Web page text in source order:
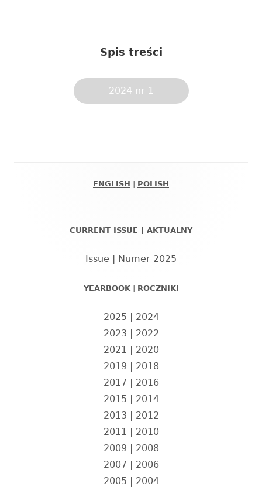
Spis treści
2024 nr 1
ENGLISH POLISH
CURRENT ISSUE | AKTUALNY
Issue | Numer 2025
YEARBOOK| ROCZNIKI
2025 | 2024
2023 | 2022
2021 | 2020
2019 | 2018
2017 | 2016
2015 | 2014
2013 | 2012
2011 | 2010
2009 | 2008
2007 | 2006
2005 | 2004